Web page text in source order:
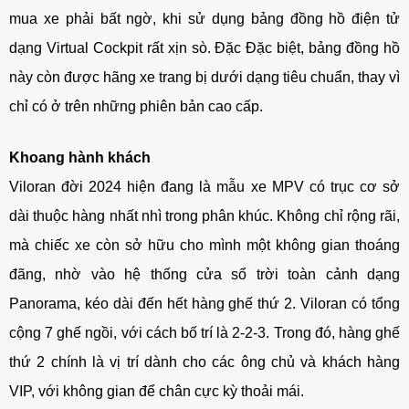
mua xe phải bất ngờ, khi sử dụng bảng đồng hồ điện tử
dạng Virtual Cockpit rất xịn sò. Đặc Đặc biệt, bảng đồng hồ
này còn được hãng xe trang bị dưới dạng tiêu chuẩn, thay vì
chỉ có ở trên những phiên bản cao cấp.
Khoang hành khách
Viloran đời 2024 hiện đang là mẫu xe MPV có trục cơ sở
dài thuộc hàng nhất nhì trong phân khúc. Không chỉ rộng rãi,
mà chiếc xe còn sở hữu cho mình một không gian thoáng
đãng, nhờ vào hệ thống cửa sổ trời toàn cảnh dạng
Panorama, kéo dài đến hết hàng ghế thứ 2. Viloran có tổng
cộng 7 ghế ngồi, với cách bố trí là 2-2-3. Trong đó, hàng ghế
thứ 2 chính là vị trí dành cho các ông chủ và khách hàng
VIP, với không gian để chân cực kỳ thoải mái.